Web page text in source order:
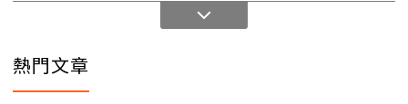
熱門文章